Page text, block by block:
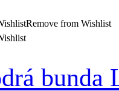
Remove from Wishlist
bunda